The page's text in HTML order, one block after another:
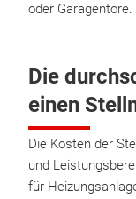
oder Garagentore.
Die
einen
Die Kosten der
und
für